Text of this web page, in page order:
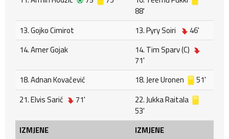
88'
13. Gojko Cimirot
13. Pyry Soiri
46'
14. Amer Gojak
14. Tim Sparv (C)
71'
18. Adnan Kovačević
18. Jere Uronen
51'
21. Elvis Sarić
71'
22. Jukka Raitala
53'
IZMJENE
IZMJENE